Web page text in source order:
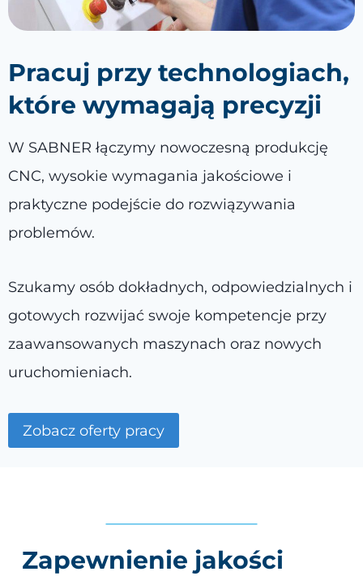
Pracuj przy technologiach,
które wymagają precyzji
W SABNER łączymy nowoczesną produkcję
CNC, wysokie wymagania jakościowe i
praktyczne podejście do rozwiązywania
problemów.
Szukamy osób dokładnych, odpowiedzialnych i
gotowych rozwijać swoje kompetencje przy
zaawansowanych maszynach oraz nowych
uruchomieniach.
Zobacz oferty pracy
Zapewnienie jakości